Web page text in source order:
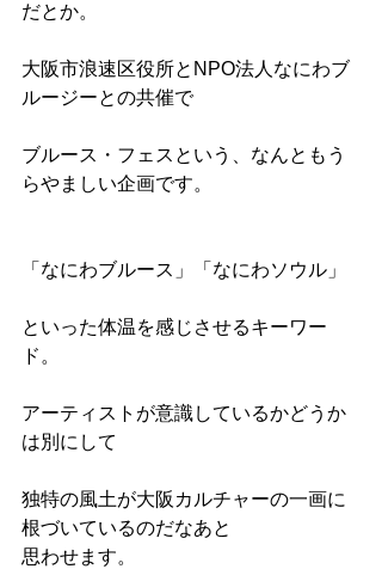
だとか。
大阪市浪速区役所とNPO法人なにわブ
ルージーとの共催で
ブルース・フェスという、なんともう
らやましい企画です。
「なにわブルース」「なにわソウル」
といった体温を感じさせるキーワー
ド。
アーティストが意識しているかどうか
は別にして
独特の風土が大阪カルチャーの一画に
根づいているのだなあと
思わせます。